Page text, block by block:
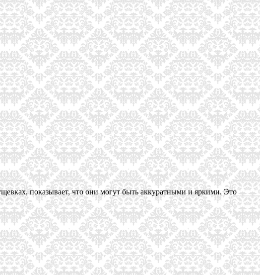
показывает, что они могут быть аккуратными и яркими. Это